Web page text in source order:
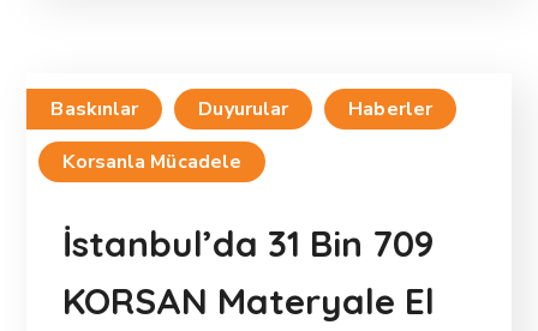
Baskınlar Duyurular
Haberler
Korsanla Mücadele
İstanbul’da 31 Bin 709
KORSAN Materyale El